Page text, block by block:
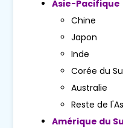
Asie-Pacifique
Chine
Japon
Inde
Corée du
Australie
Reste de
Amérique du